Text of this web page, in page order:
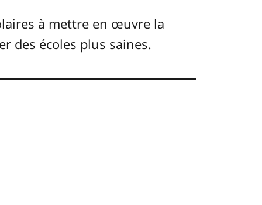
à mettre en œuvre la
des écoles plus saines.